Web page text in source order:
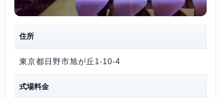
住所
東京都日野市旭が丘1-10-4
式場料金